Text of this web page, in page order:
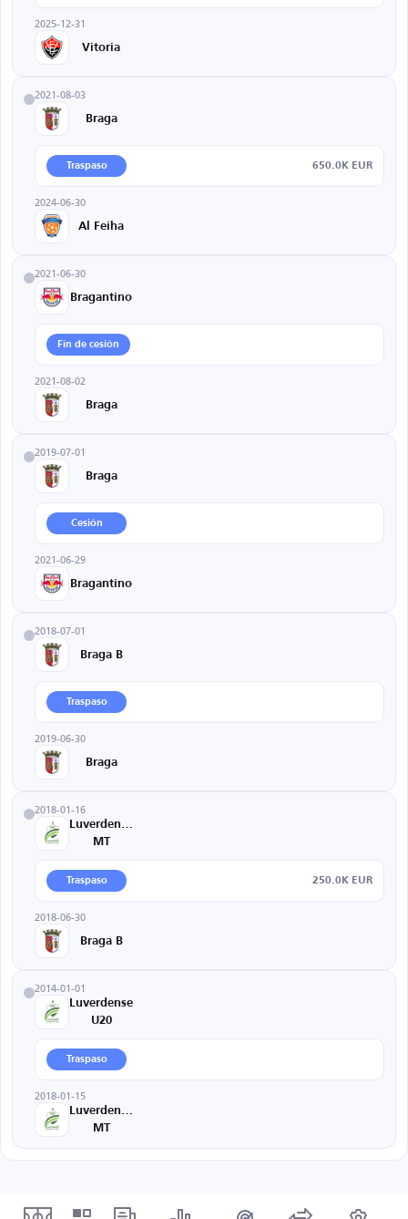
2025-12-31
Vitoria
2021-08-03
Braga
Traspaso 650.0K EUR
2024-06-30
Al Feiha
2021-06-30
Bragantino
Fin de cesión
2021-08-02
Braga
2019-07-01
Braga
Cesión
2021-06-29
Bragantino
2018-07-01
Braga B
Traspaso
2019-06-30
Braga
2018-01-16
Luverdense-
MT
Traspaso 250.0K EUR
2018-06-30
Braga B
2014-01-01
Luverdense
U20
Traspaso
2018-01-15
Luverdense-
MT